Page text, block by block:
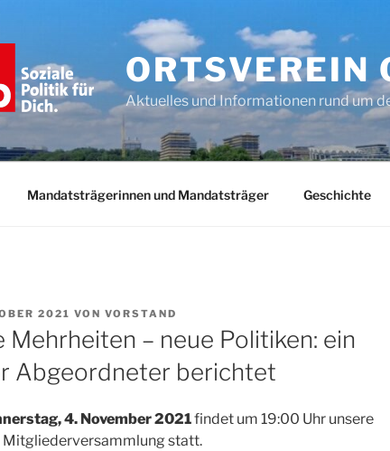
ORTSVEREIN
Aktuelles und Informationen rund um
Mandatsträgerinnen und Mandatsträger Geschichte
2021 VON VORSTAND
Mehrheiten – neue Politiken: ein
Abgeordneter berichtet
4. November 2021findet um 19:00 Uhr unsere
Mitgliederversammlung statt.